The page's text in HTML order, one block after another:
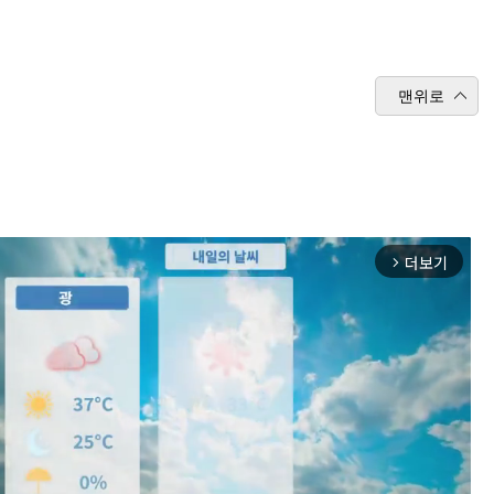
맨위로
arrow_forward_ios 더보기